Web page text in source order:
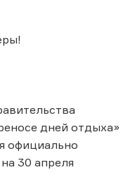
дней отдыха»
официально
30 апреля